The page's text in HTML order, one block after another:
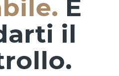
E
il